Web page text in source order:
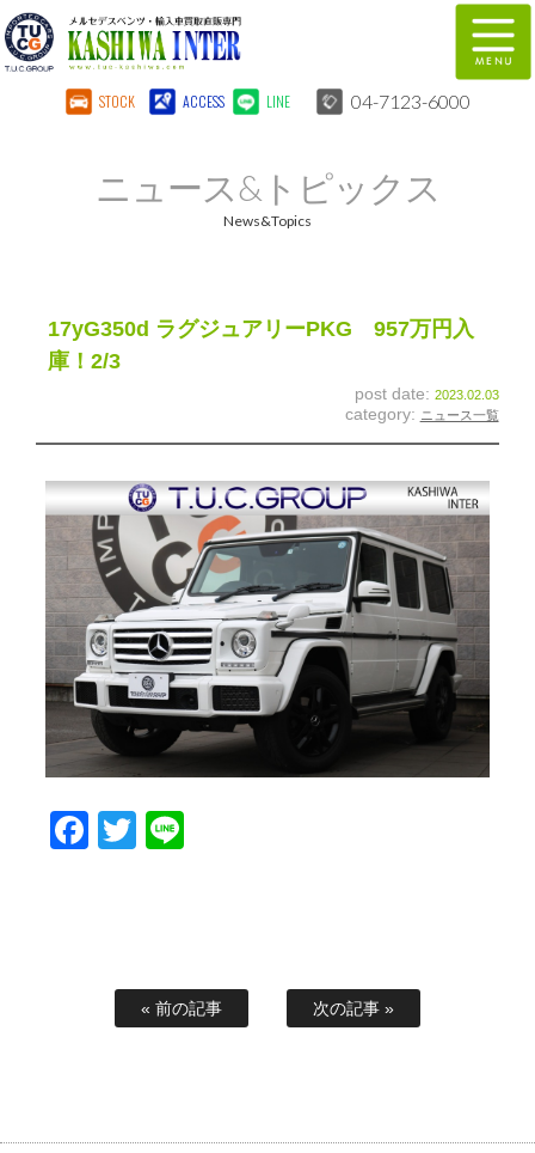
STOCK ACCESS LINE 04-7123-6000
全国納車 特別作業
注文販売
スタッフ紹介
会社概要 個人情報保護方針
スタッフブログ 納車情報
ホーム T.U.C.GROUP
ニュース&トピックス
News&Topics
17yG350d ラグジュアリーPKG 957万円入
庫！2/3
post date: 2023.02.03
category: ニュース一覧
Facebook
Twitter
« 前の記事 次の記事 »